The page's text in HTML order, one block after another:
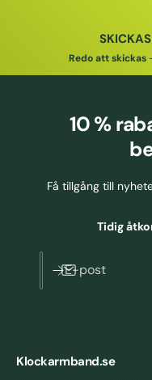
Redo att skickas
10 %
Få tillgång till
Tidig
E-post
Klockarmband.se